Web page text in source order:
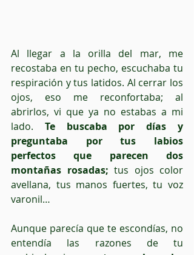
Al llegar a la orilla del mar, me
recostaba en tu pecho, escuchaba tu
respiración y tus latidos. Al cerrar los
ojos, eso me reconfortaba; al
abrirlos, vi que ya no estabas a mi
lado. Te buscaba por días y
preguntaba por tus labios
perfectos que parecen dos
montañas rosadas; tus ojos color
avellana, tus manos fuertes, tu voz
varonil…
Aunque parecía que te escondías, no
entendía las razones de tu